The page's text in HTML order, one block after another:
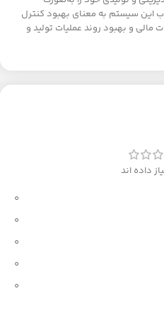
این سیستم به معنای بهبود کنترل
مالی و بهبود روند عملیات تولید و
0
0
0
0
0